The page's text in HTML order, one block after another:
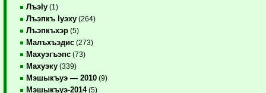
ЛъэIу (1)
Лъэпкъ Iуэху (264)
Лъэпкъхэр (5)
Малъхъэдис (273)
Махуэгъэпс (73)
Махуэку (339)
Мэшыкъуэ — 2010 (9)
Мэшыкъуэ-2014(5)